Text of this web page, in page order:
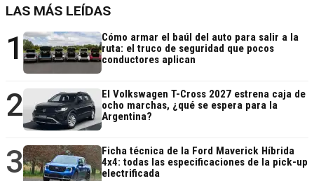
LAS MÁS LEÍDAS
1
Cómo armar el baúl del auto para salir a la
ruta: el truco de seguridad que pocos
conductores aplican
2
El Volkswagen T-Cross 2027 estrena caja de
ocho marchas, ¿qué se espera para la
Argentina?
3
Ficha técnica de la Ford Maverick Híbrida
4x4: todas las especificaciones de la pick-up
electrificada